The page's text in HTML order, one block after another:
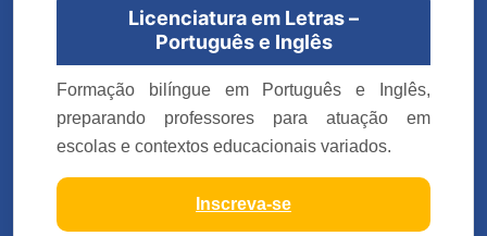
Licenciatura em Letras –
Português e Inglês
Formação bilíngue em Português e Inglês,
preparando professores para atuação em
escolas e contextos educacionais variados.
Inscreva-se